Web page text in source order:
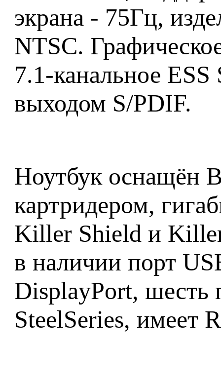
экрана - 75Гц,
NTSC.
7.1-канальное
выходом S/PDIF.
Ноутбук оснащён
картридером,
Killer Shield и
в наличии порт
DisplayPort, шесть
SteelSeries, имеет